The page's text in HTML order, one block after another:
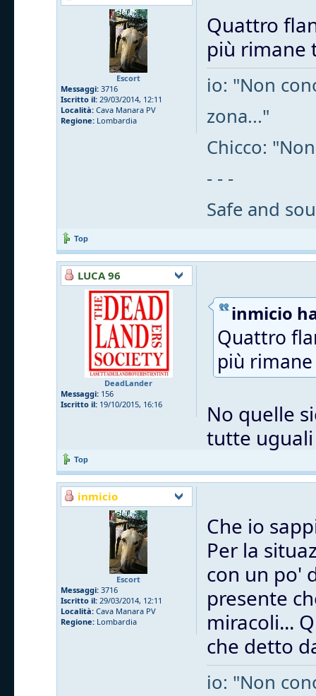
Escort
Messaggi: 3716
Iscritto il: 29/03/2014, 12:11
Località: Cava Manara PV
Regione: Lombardia
Quattro
più rimane
io: "Non
zona..."
Chicco:
- - -
Safe and
Top
LUCA 96
DeadLander
Messaggi: 156
Iscritto il: 19/10/2015, 16:16
inmicio
Quattro
più
No quelle
tutte uguali
Top
inmicio
Escort
Messaggi: 3716
Iscritto il: 29/03/2014, 12:11
Località: Cava Manara PV
Regione: Lombardia
Che io
Per la
con un po'
presente
miracoli...
che detto
io: "Non